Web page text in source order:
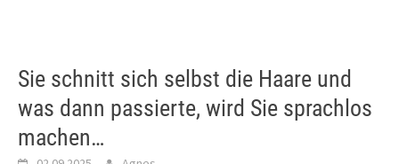
Sie schnitt sich selbst die Haare und
was dann passierte, wird Sie sprachlos
machen…